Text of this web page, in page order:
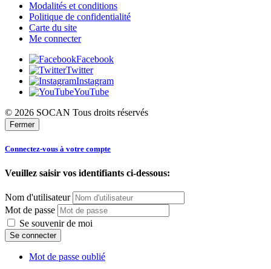
Modalités et conditions
Politique de confidentialité
Carte du site
Me connecter
Facebook
Twitter
Instagram
YouTube
© 2026 SOCAN Tous droits réservés
Fermer
Connectez-vous à votre compte
Veuillez saisir vos identifiants ci-dessous:
Nom d'utilisateur
Mot de passe
Se souvenir de moi
Mot de passe oublié